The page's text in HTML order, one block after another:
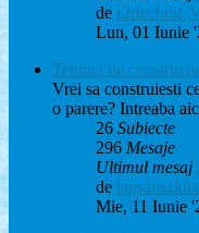
de r2rtechnic
Lun, 01 Iunie
Tehnici de
Vrei sa construiesti
o parere? Intreaba
26 Subiecte
296 Mesaje
Ultimul mesaj
de
Mie, 11 Iunie